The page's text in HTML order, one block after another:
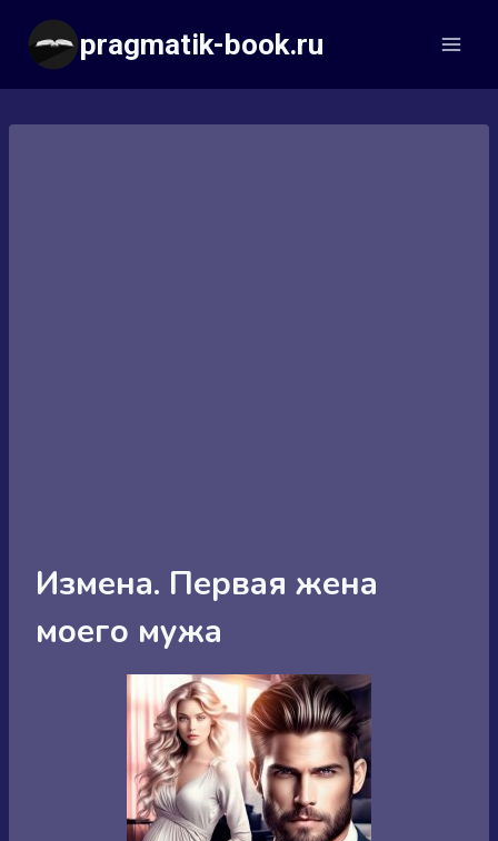
Перейти
содержимому
pragmatik-book.ru
Измена. Первая жена
моего мужа